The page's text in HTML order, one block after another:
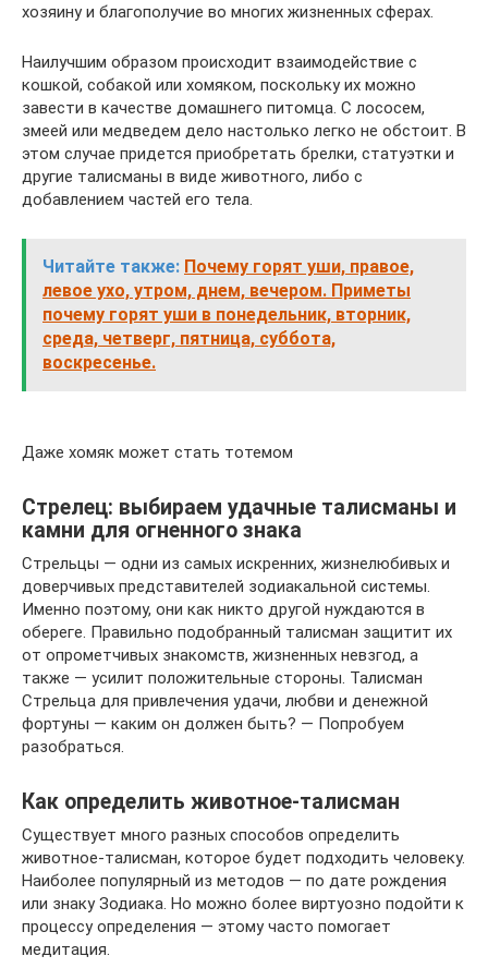
хозяину и благополучие во многих жизненных сферах.
Наилучшим образом происходит взаимодействие с
кошкой, собакой или хомяком, поскольку их можно
завести в качестве домашнего питомца. С лососем,
змеей или медведем дело настолько легко не обстоит. В
этом случае придется приобретать брелки, статуэтки и
другие талисманы в виде животного, либо с
добавлением частей его тела.
Читайте также: Почему горят уши, правое,
левое ухо, утром, днем, вечером. Приметы
почему горят уши в понедельник, вторник,
среда, четверг, пятница, суббота,
воскресенье.
Даже хомяк может стать тотемом
Стрелец: выбираем удачные талисманы и
камни для огненного знака
Стрельцы — одни из самых искренних, жизнелюбивых и
доверчивых представителей зодиакальной системы.
Именно поэтому, они как никто другой нуждаются в
обереге. Правильно подобранный талисман защитит их
от опрометчивых знакомств, жизненных невзгод, а
также — усилит положительные стороны. Талисман
Стрельца для привлечения удачи, любви и денежной
фортуны — каким он должен быть? — Попробуем
разобраться.
Как определить животное-талисман
Существует много разных способов определить
животное-талисман, которое будет подходить человеку.
Наиболее популярный из методов — по дате рождения
или знаку Зодиака. Но можно более виртуозно подойти к
процессу определения — этому часто помогает
медитация.